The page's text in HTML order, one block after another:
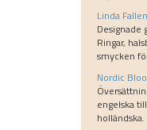
Linda
Designade
Ringar,
smycken
Nordic
engelska
holländska.